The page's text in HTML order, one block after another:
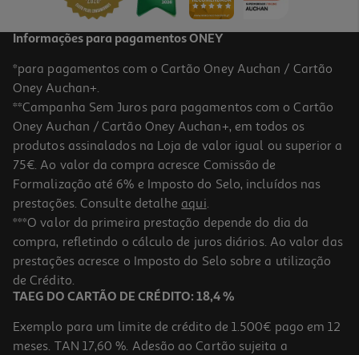
-35%
5.0
Champô Elvive Full Resist 690ml
9.73 €/Lt
Price reduced from
10,49 €to
6,81 €
Promoção
Informações para pagamentos ONEY
*para pagamentos com o Cartão Oney Auchan / Cartão
Oney Auchan+.
**Campanha Sem Juros para pagamentos com o Cartão
Oney Auchan / Cartão Oney Auchan+, em todos os
produtos assinalados na Loja de valor igual ou superior a
75€. Ao valor da compra acresce Comissão de
Formalização até 6% e Imposto do Selo, incluídos nas
prestações. Consulte detalhe aqui.
***O valor da primeira prestação depende do dia da
compra, refletindo o cálculo de juros diários. Ao valor das
prestações acresce o Imposto do Selo sobre a utilização
de Crédito.
TAEG DO CARTÃO DE CRÉDITO: 18,4 %
Exemplo para um limite de crédito de 1.500€ pago em 12
meses. TAN 17,60 %. Adesão ao Cartão sujeita a